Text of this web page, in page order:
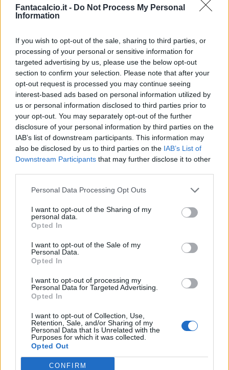
Fantacalcio.it - Do Not Process My Personal
Information
If you wish to opt-out of the sale, sharing to third parties, or
processing of your personal or sensitive information for
targeted advertising by us, please use the below opt-out
section to confirm your selection. Please note that after your
opt-out request is processed you may continue seeing
interest-based ads based on personal information utilized by
us or personal information disclosed to third parties prior to
your opt-out. You may separately opt-out of the further
disclosure of your personal information by third parties on the
IAB’s list of downstream participants. This information may
also be disclosed by us to third parties on the IAB’s List of
Downstream Participants that may further disclose it to other
Personal Data Processing Opt Outs
I want to opt-out of the Sharing of my
personal data.
Opted In
I want to opt-out of the Sale of my
Personal Data.
Opted In
I want to opt-out of processing my
Personal Data for Targeted Advertising.
Opted In
I want to opt-out of Collection, Use,
Retention, Sale, and/or Sharing of my
Personal Data that Is Unrelated with the
Purposes for which it was collected.
Opted Out
CONFIRM
Classic Mantra
Riepilogo stagione
Titolare 29 - 76 %
Entrato 0 - 0%
Squalificato 0 - 0%
Inutilizzato 9 - 23
Scarica riepilogo
stagionale
Scarica
Giornata VotoFV EntratoUscito Bonus/Malus
MIL 1-2 CRE
2 CRE 3-2 SAS